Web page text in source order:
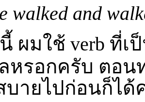
walked and
ผมใช้ verb ที่เ
หรอกครับ ตอ
บายไปก่อนก็ได้